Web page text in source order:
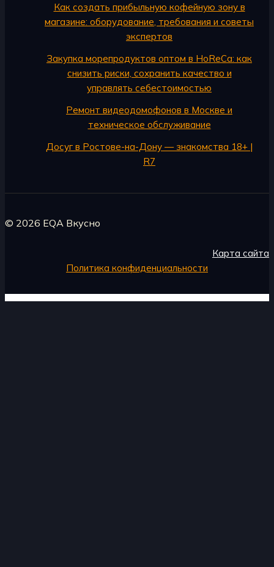
Как создать прибыльную кофейную зону в
магазине: оборудование, требования и советы
экспертов
Закупка морепродуктов оптом в HoReCa: как
снизить риски, сохранить качество и
управлять себестоимостью
Ремонт видеодомофонов в Москве и
техническое обслуживание
Досуг в Ростове-на-Дону — знакомства 18+ |
R7
© 2026 EQA Вкусно
Карта сайта
Политика конфиденциальности